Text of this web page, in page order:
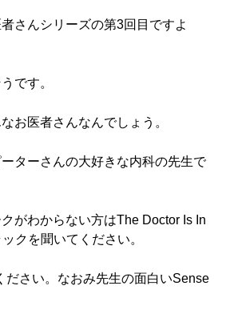
さんシリーズの第3回目ですよ
です。
お医者さんなんでしょう。
ターさんの大好きな内科の先生で
がわからない方はThe Doctor Is In
クを聞いてください。
ださい。なおみ先生の面白いSense